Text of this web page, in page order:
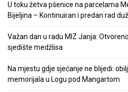
U toku žetva pšenice na parcelama
Bijeljina – Kontinuiran i predan rad
Važan dan u radu MIZ Janja:
sjedište medžlisa
Na mjestu gdje sjećanje ne blijedi:
memorijala u Logu pod Mangartom